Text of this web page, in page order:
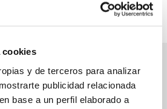
cookies
y de terceros para analizar
publicidad relacionada
base a un perfil elaborado a